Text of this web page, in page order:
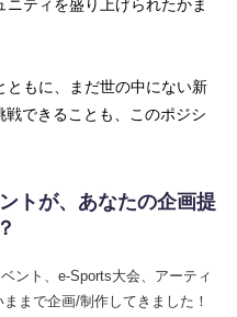
ティを盛り上げられたかま
ともに、まだ世の中にない新
戦できることも、このポジシ
トが、あなたの企画提
ント、e-Sports大会、アーティ
まで企画/制作してきました！